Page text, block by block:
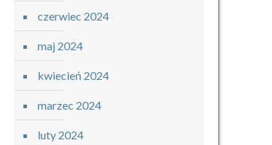
czerwiec 2024
maj 2024
kwiecień 2024
marzec 2024
luty 2024